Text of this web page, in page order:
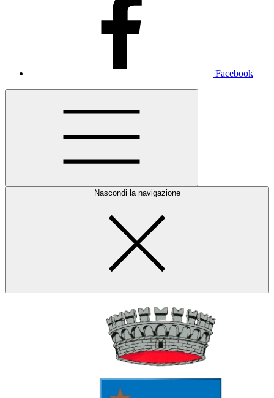
Facebook
Nascondi la navigazione